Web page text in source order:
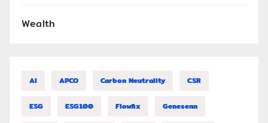
Wealth
AI APCO Carbon Neutrality CSR
ESG ESG100 Flowfix Genesenn